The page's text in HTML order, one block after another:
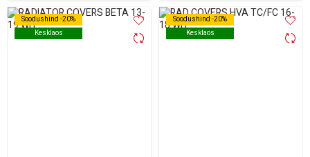
Soodushind -20%
Kesklaos
Soodushind -20%
Kesklaos
Soodushind -20%
Kesklaos
Soodushind -20%
Kesklaos